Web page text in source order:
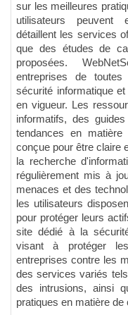
sur les meilleures
utilisateurs peuvent
détaillent les services
que des études de
proposées.
entreprises de
sécurité informatique
en vigueur. Les
informatifs, des
tendances en
conçue pour être claire
la recherche
régulièrement mis à
menaces et des
les utilisateurs
pour protéger leurs
site dédié à la
visant à protéger
entreprises contre les
des services variés
des intrusions, ainsi
pratiques en matière de